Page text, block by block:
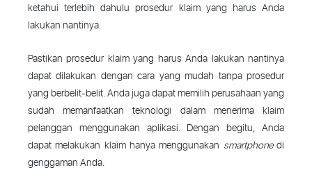
ketahui terlebih dahulu prosedur klaim yang harus Anda
lakukan nantinya.
Pastikan prosedur klaim yang harus Anda lakukan nantinya
dapat dilakukan dengan cara yang mudah tanpa prosedur
yang berbelit-belit. Anda juga dapat memilih perusahaan yang
sudah memanfaatkan teknologi dalam menerima klaim
pelanggan menggunakan aplikasi. Dengan begitu, Anda
dapat melakukan klaim hanya menggunakan smartphonedi
genggaman Anda.